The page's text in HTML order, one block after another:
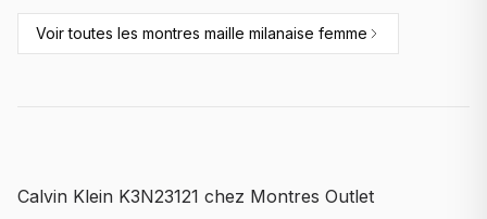
Voir toutes les montres maille milanaise femme
Calvin Klein K3N23121 chez Montres Outlet